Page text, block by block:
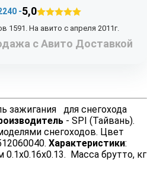
-5,0
1591. На авито с апреля 2011г.
с Авито Доставкой
зажигания для снегохода
- SPI (Тайвань).
снегоходов. Цвет
Характеристики:
Масса брутто, кг